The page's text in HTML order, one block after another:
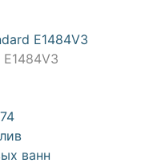
ванн